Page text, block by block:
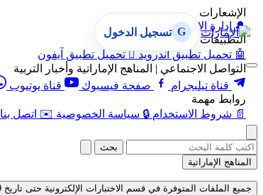
الإشعارات
🔔 إدارة الإشعارات
التطبيقات
🤖 تحميل تطبيق أندرويد  تحميل تطبيق آيفون
التواصل الاجتماعي | المناهج الإماراتية وأخبار التربية
قناة تيليجرام
صفحة فيسبوك قناة يوتيوب
روابط مهمة
📄 شروط الاستخدام 🔒 سياسة الخصوصية ✉️ اتصل بنا
G تسجيل الدخول
بحث
المناهج الإماراتية
جميع الملفات المتوفرة في قسم الاختبارات الإلكترونية حتى تاريخ 09-08-2026